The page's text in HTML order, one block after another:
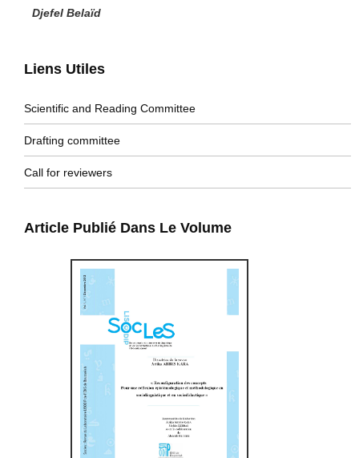
Liens Utiles
Scientific and Reading Committee
Drafting committee
Call for reviewers
Article Publié Dans Le Volume
Djefel Belaïd